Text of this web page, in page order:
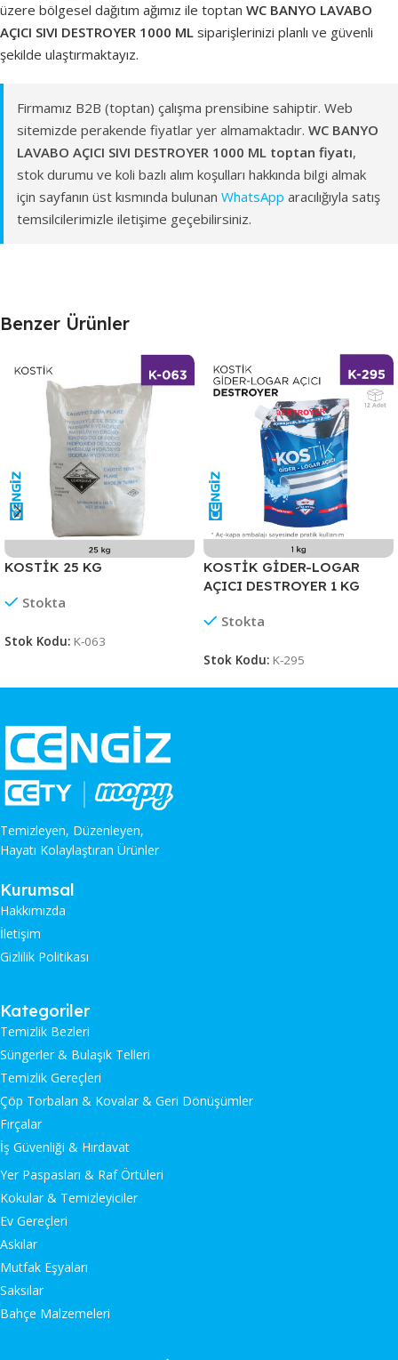
üzere bölgesel dağıtım ağımız ile toptan WC BANYO LAVABO
AÇICI SIVI DESTROYER 1000 ML siparişlerinizi planlı ve güvenli
şekilde ulaştırmaktayız.
Firmamız B2B (toptan) çalışma prensibine sahiptir. Web
sitemizde perakende fiyatlar yer almamaktadır. WC BANYO
LAVABO AÇICI SIVI DESTROYER 1000 ML toptan fiyatı,
stok durumu ve koli bazlı alım koşulları hakkında bilgi almak
için sayfanın üst kısmında bulunan WhatsApp aracılığıyla satış
temsilcilerimizle iletişime geçebilirsiniz.
Benzer Ürünler
KOSTİK 25 KG
Stokta
Stok Kodu: K-063
KOSTİK GİDER-LOGAR
AÇICI DESTROYER 1 KG
Stokta
Stok Kodu: K-295
Temizleyen, Düzenleyen,
Hayatı Kolaylaştıran Ürünler
Kurumsal
Hakkımızda
İletişim
Gizlilik Politikası
Kategoriler
Temizlik Bezleri
Süngerler & Bulaşık Telleri
Temizlik Gereçleri
Çöp Torbaları & Kovalar & Geri Dönüşümler
Fırçalar
İş Güvenliği & Hırdavat
Yer Paspasları & Raf Örtüleri
Kokular & Temizleyiciler
Ev Gereçleri
Askılar
Mutfak Eşyaları
Saksılar
Bahçe Malzemeleri